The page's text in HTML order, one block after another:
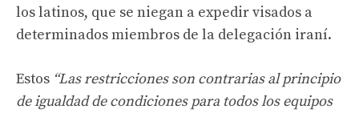
los latinos, que se niegan a expedir visados ​​a
determinados miembros de la delegación iraní.
Estos “Las restricciones son contrarias al principio
de igualdad de condiciones para todos los equipos